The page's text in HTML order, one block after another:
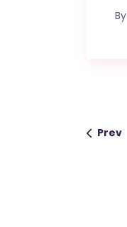
By
Prev